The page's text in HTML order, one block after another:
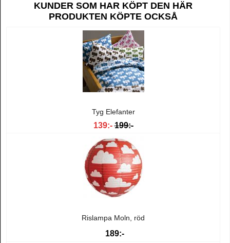
KUNDER SOM HAR KÖPT DEN HÄR
PRODUKTEN KÖPTE OCKSÅ
Tyg Elefanter
139:- 199:-
Rislampa Moln, röd
189:-